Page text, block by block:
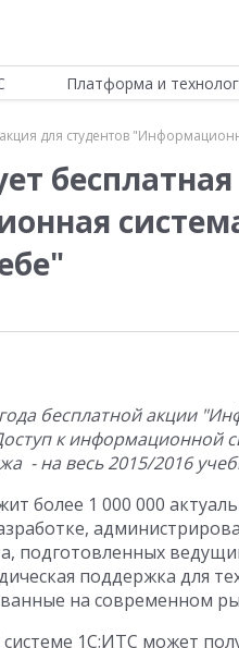
Платформа и
акция для студентов
бесплатной акции
к информационной
- на весь 2015/2016
более 1 000 000
подготовленных
поддержка для
на современном
1С:ИТС может